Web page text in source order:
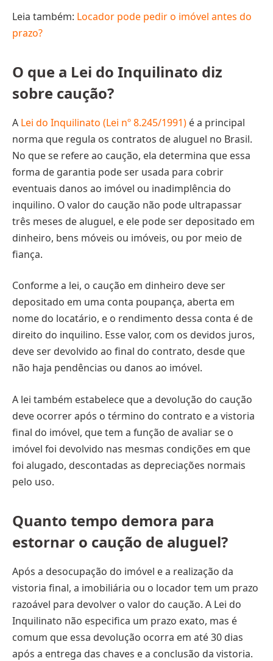
Leia também: Locador pode pedir o imóvel antes do
prazo?
O que a Lei do Inquilinato diz
sobre caução?
A Lei do Inquilinato (Lei nº 8.245/1991) é a principal
norma que regula os contratos de aluguel no Brasil.
No que se refere ao caução, ela determina que essa
forma de garantia pode ser usada para cobrir
eventuais danos ao imóvel ou inadimplência do
inquilino. O valor do caução não pode ultrapassar
três meses de aluguel, e ele pode ser depositado em
dinheiro, bens móveis ou imóveis, ou por meio de
fiança.
Conforme a lei, o caução em dinheiro deve ser
depositado em uma conta poupança, aberta em
nome do locatário, e o rendimento dessa conta é de
direito do inquilino. Esse valor, com os devidos juros,
deve ser devolvido ao final do contrato, desde que
não haja pendências ou danos ao imóvel.
A lei também estabelece que a devolução do caução
deve ocorrer após o término do contrato e a vistoria
final do imóvel, que tem a função de avaliar se o
imóvel foi devolvido nas mesmas condições em que
foi alugado, descontadas as depreciações normais
pelo uso.
Quanto tempo demora para
estornar o caução de aluguel?
Após a desocupação do imóvel e a realização da
vistoria final, a imobiliária ou o locador tem um prazo
razoável para devolver o valor do caução. A Lei do
Inquilinato não especifica um prazo exato, mas é
comum que essa devolução ocorra em até 30 dias
após a entrega das chaves e a conclusão da vistoria.